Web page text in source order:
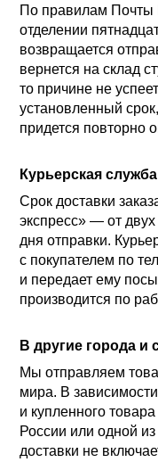
По правилам Почты
отделении
возвращается
вернется на склад
то причине не
установленный
придется повторно
Курьерская служба
Срок доставки
экспресс» — от
дня отправки.
с покупателем по
и передает ему
производится по
В другие города и
Мы отправляем
мира. В
и купленного
России или одной
доставки не